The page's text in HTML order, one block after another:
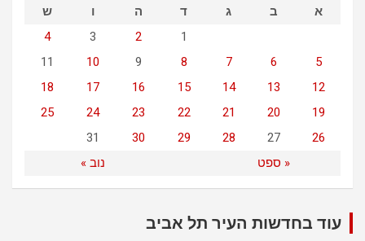
א
ב ג ד ה ו ש
« ספט נוב »
1
2
3
4
5
6
7
8
9
10
11
12
13
14
15
16
17
18
19
20
21
22
23
24
25
26
27
28
29
30
31
עוד בחדשות העיר תל אביב